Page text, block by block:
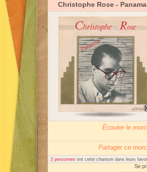
Christophe Rose - Panama
Écouter le
Partager ce
2 personnes ont cette chanson dans leurs
Se